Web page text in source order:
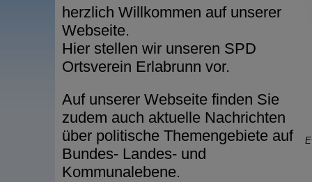
herzlich Willkommen auf unserer
Webseite.
Hier stellen wir unseren SPD
Ortsverein Erlabrunn vor.
Auf unserer Webseite finden Sie
zudem auch aktuelle Nachrichten
über politische Themengebiete auf
Bundes- Landes- und
Kommunalebene.